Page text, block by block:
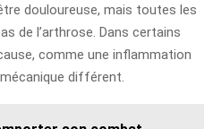
douloureuse, mais toutes les
de l’arthrose. Dans certains
comme une inflammation
différent.